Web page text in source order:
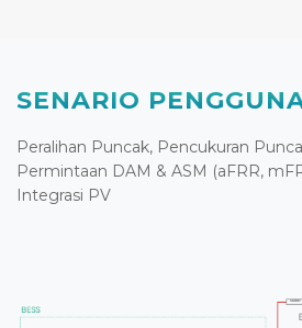
SENARIO
Peralihan Puncak, Pencukuran
Permintaan DAM & ASM (aFRR,
Integrasi PV